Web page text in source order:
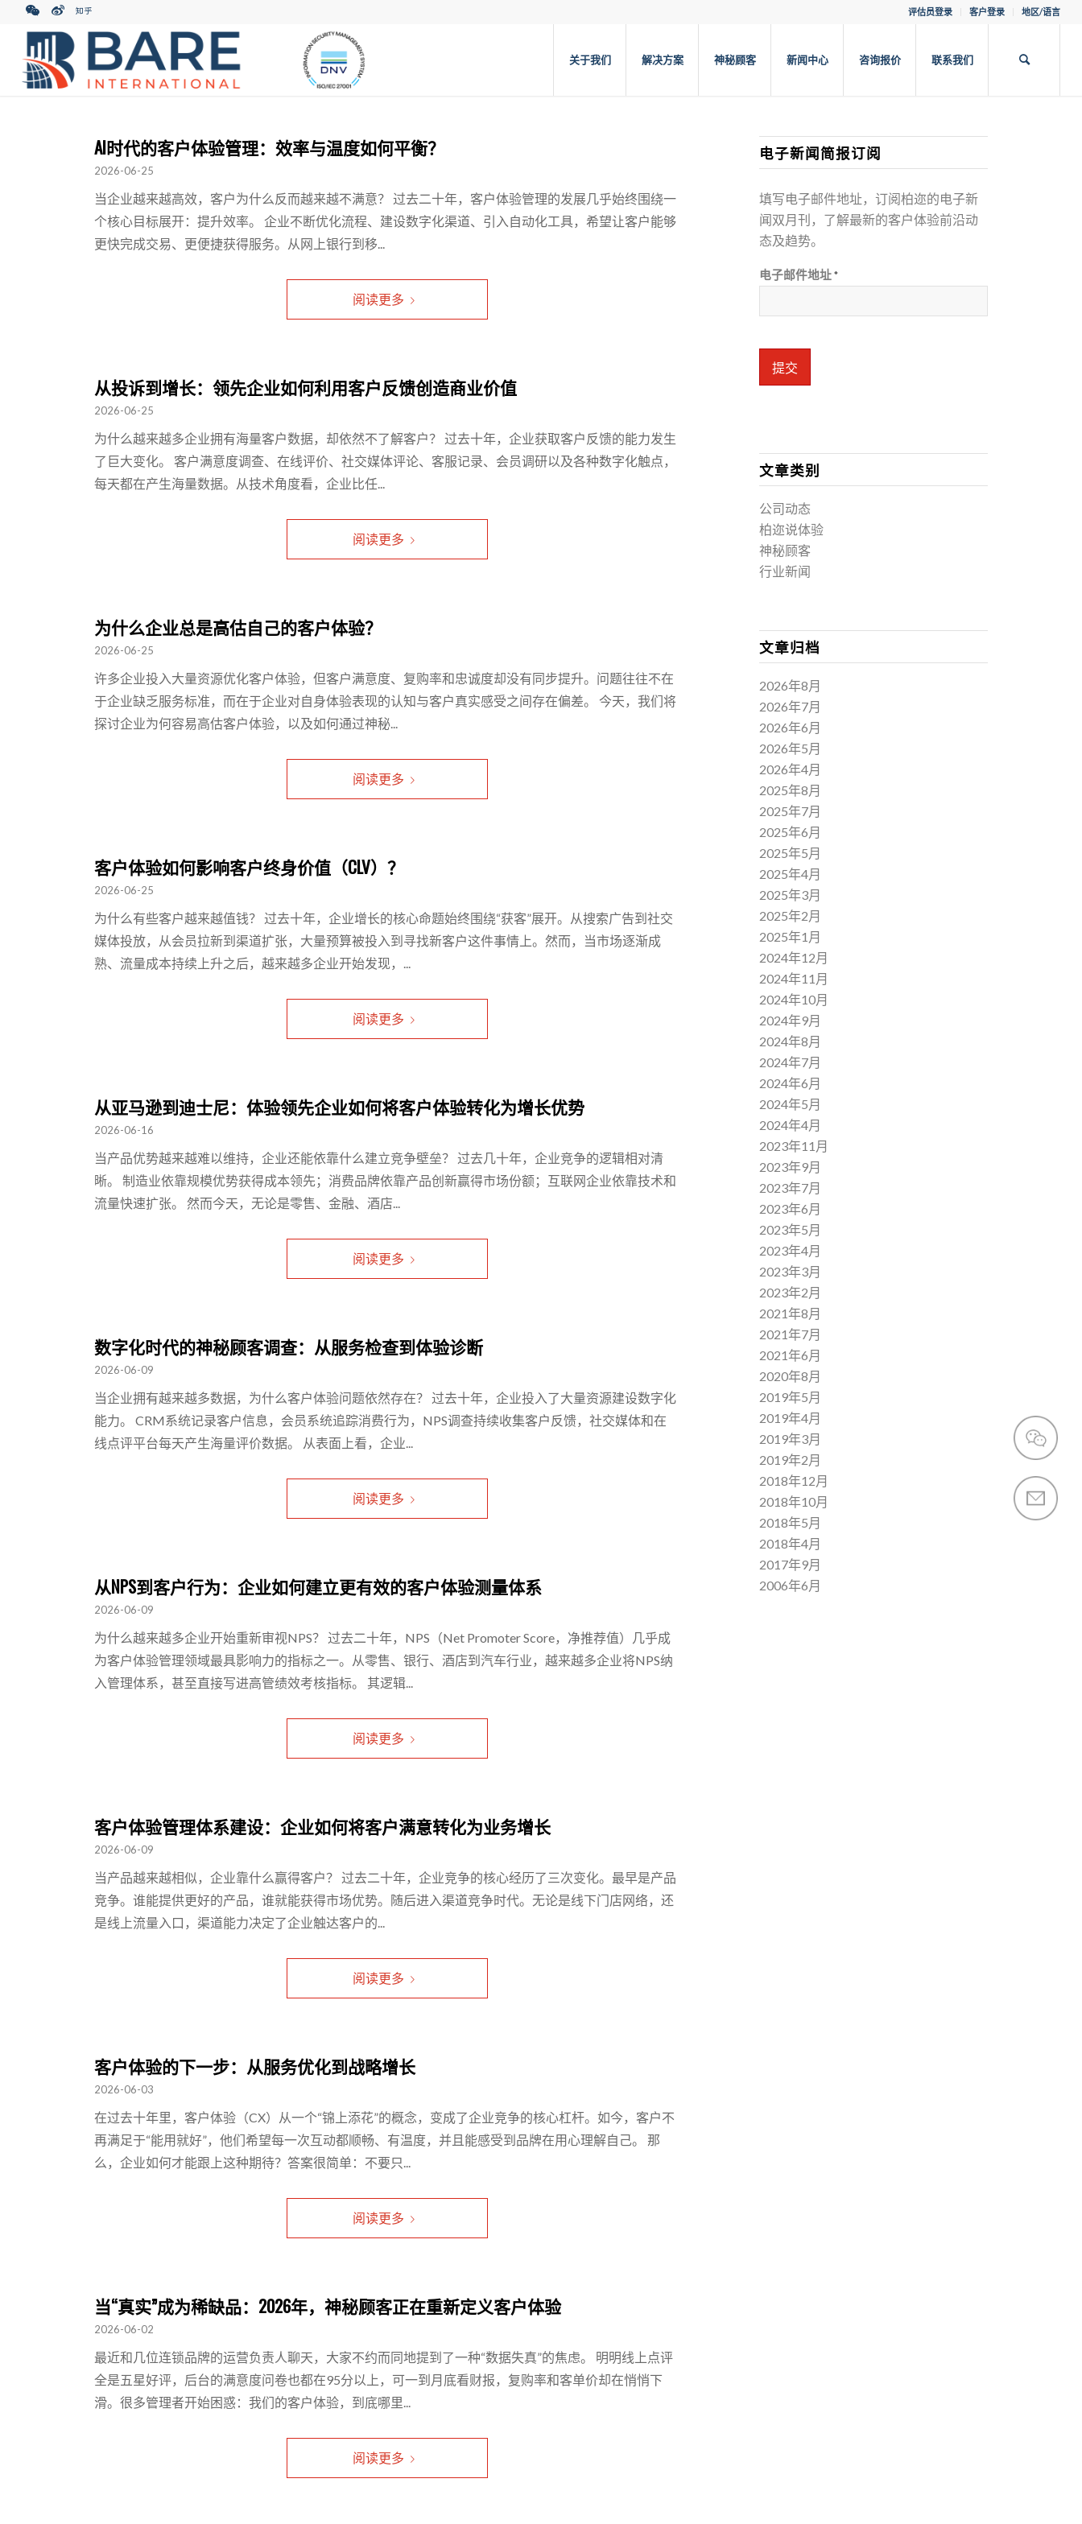
评估员登录 客户登录 地区/语言
关于我们 解决方案 神秘顾客 新闻中心 咨询报价 联系我们
AI时代的客户体验管理：效率与温度如何平衡？
2026-06-25
当企业越来越高效，客户为什么反而越来越不满意？ 过去二十年，客户体验管理的发展几乎始终围绕一
个核心目标展开：提升效率。 企业不断优化流程、建设数字化渠道、引入自动化工具，希望让客户能够
更快完成交易、更便捷获得服务。从网上银行到移...
阅读更多
从投诉到增长：领先企业如何利用客户反馈创造商业价值
2026-06-25
为什么越来越多企业拥有海量客户数据，却依然不了解客户？ 过去十年，企业获取客户反馈的能力发生
了巨大变化。 客户满意度调查、在线评价、社交媒体评论、客服记录、会员调研以及各种数字化触点，
每天都在产生海量数据。从技术角度看，企业比任...
阅读更多
为什么企业总是高估自己的客户体验？
2026-06-25
许多企业投入大量资源优化客户体验，但客户满意度、复购率和忠诚度却没有同步提升。问题往往不在
于企业缺乏服务标准，而在于企业对自身体验表现的认知与客户真实感受之间存在偏差。 今天，我们将
探讨企业为何容易高估客户体验，以及如何通过神秘...
阅读更多
客户体验如何影响客户终身价值（CLV）？
2026-06-25
为什么有些客户越来越值钱？ 过去十年，企业增长的核心命题始终围绕“获客”展开。从搜索广告到社交
媒体投放，从会员拉新到渠道扩张，大量预算被投入到寻找新客户这件事情上。然而，当市场逐渐成
熟、流量成本持续上升之后，越来越多企业开始发现，...
阅读更多
从亚马逊到迪士尼：体验领先企业如何将客户体验转化为增长优势
2026-06-16
当产品优势越来越难以维持，企业还能依靠什么建立竞争壁垒？ 过去几十年，企业竞争的逻辑相对清
晰。 制造业依靠规模优势获得成本领先；消费品牌依靠产品创新赢得市场份额；互联网企业依靠技术和
流量快速扩张。 然而今天，无论是零售、金融、酒店...
阅读更多
数字化时代的神秘顾客调查：从服务检查到体验诊断
2026-06-09
当企业拥有越来越多数据，为什么客户体验问题依然存在？ 过去十年，企业投入了大量资源建设数字化
能力。 CRM系统记录客户信息，会员系统追踪消费行为，NPS调查持续收集客户反馈，社交媒体和在
线点评平台每天产生海量评价数据。 从表面上看，企业...
阅读更多
从NPS到客户行为：企业如何建立更有效的客户体验测量体系
2026-06-09
为什么越来越多企业开始重新审视NPS？ 过去二十年，NPS（Net Promoter Score，净推荐值）几乎成
为客户体验管理领域最具影响力的指标之一。从零售、银行、酒店到汽车行业，越来越多企业将NPS纳
入管理体系，甚至直接写进高管绩效考核指标。 其逻辑...
阅读更多
客户体验管理体系建设：企业如何将客户满意转化为业务增长
2026-06-09
当产品越来越相似，企业靠什么赢得客户？ 过去二十年，企业竞争的核心经历了三次变化。最早是产品
竞争。谁能提供更好的产品，谁就能获得市场优势。随后进入渠道竞争时代。无论是线下门店网络，还
是线上流量入口，渠道能力决定了企业触达客户的...
阅读更多
客户体验的下一步：从服务优化到战略增长
2026-06-03
在过去十年里，客户体验（CX）从一个“锦上添花”的概念，变成了企业竞争的核心杠杆。如今，客户不
再满足于“能用就好”，他们希望每一次互动都顺畅、有温度，并且能感受到品牌在用心理解自己。 那
么，企业如何才能跟上这种期待？答案很简单：不要只...
阅读更多
当“真实”成为稀缺品：2026年，神秘顾客正在重新定义客户体验
2026-06-02
最近和几位连锁品牌的运营负责人聊天，大家不约而同地提到了一种“数据失真”的焦虑。 明明线上点评
全是五星好评，后台的满意度问卷也都在95分以上，可一到月底看财报，复购率和客单价却在悄悄下
滑。很多管理者开始困惑：我们的客户体验，到底哪里...
阅读更多
电子新闻简报订阅
填写电子邮件地址，订阅柏迩的电子新
闻双月刊，了解最新的客户体验前沿动
态及趋势。
电子邮件地址*
提交
文章类别
公司动态
柏迩说体验
神秘顾客
行业新闻
文章归档
2026年8月
2026年7月
2026年6月
2026年5月
2026年4月
2025年8月
2025年7月
2025年6月
2025年5月
2025年4月
2025年3月
2025年2月
2025年1月
2024年12月
2024年11月
2024年10月
2024年9月
2024年8月
2024年7月
2024年6月
2024年5月
2024年4月
2023年11月
2023年9月
2023年7月
2023年6月
2023年5月
2023年4月
2023年3月
2023年2月
2021年8月
2021年7月
2021年6月
2020年8月
2019年5月
2019年4月
2019年3月
2019年2月
2018年12月
2018年10月
2018年5月
2018年4月
2017年9月
2006年6月